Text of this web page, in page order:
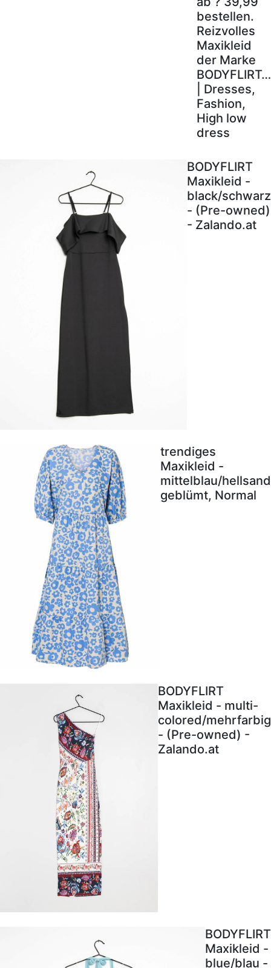
bestellen.
Reizvolles
Maxikleid
der Marke
BODYFLIRT…
| Dresses,
Fashion,
High low
dress
BODYFLIRT
Maxikleid -
black/schwarz
- (Pre-owned)
- Zalando.at
trendiges
Maxikleid -
mittelblau/hellsand
geblümt, Normal
BODYFLIRT
Maxikleid - multi-
colored/mehrfarbig
- (Pre-owned) -
Zalando.at
BODYFLIRT
Maxikleid -
blue/blau -